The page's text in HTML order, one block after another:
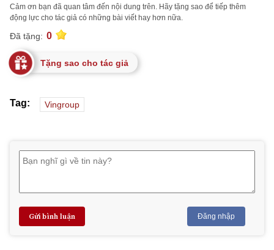
Cảm ơn bạn đã quan tâm đến nội dung trên. Hãy tặng sao để tiếp thêm
động lực cho tác giả có những bài viết hay hơn nữa.
Đã tặng: 0
Tặng sao cho tác giả
Tag: Vingroup
Gửi bình luận Đăng nhập